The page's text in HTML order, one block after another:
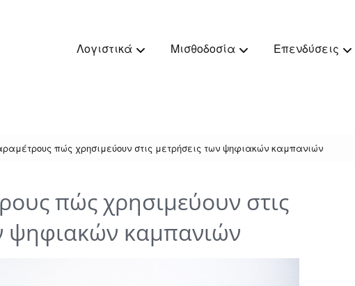
Λογιστικά Μισθοδοσία Επενδύσεις
πώς χρησιμεύουν στις μετρήσεις των ψηφιακών καμπανιών
πώς χρησιμεύουν στις
ψηφιακών καμπανιών